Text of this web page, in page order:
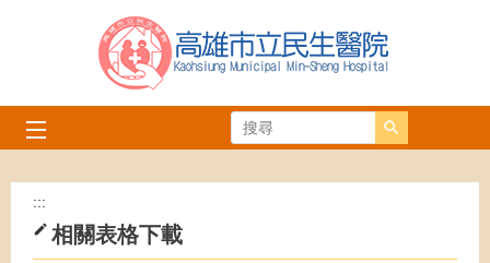
跳到主要內容區塊
搜尋
:::
相關表格下載